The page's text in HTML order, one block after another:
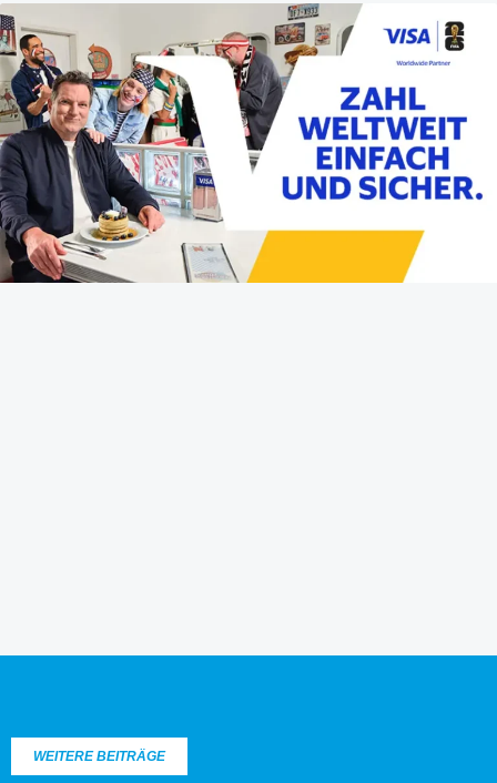
WEITERE BEITRÄGE